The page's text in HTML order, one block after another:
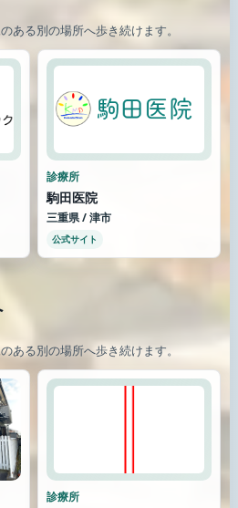
ある別の場所へ歩き続けます。
診療所
駒田医院
三重県 / 津市
公式サイト
ある別の場所へ歩き続けます。
診療所